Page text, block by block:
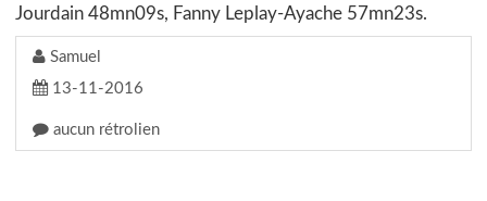
Jourdain 48mn09s, Fanny Leplay-Ayache 57mn23s.
Samuel
13-11-2016
aucun rétrolien